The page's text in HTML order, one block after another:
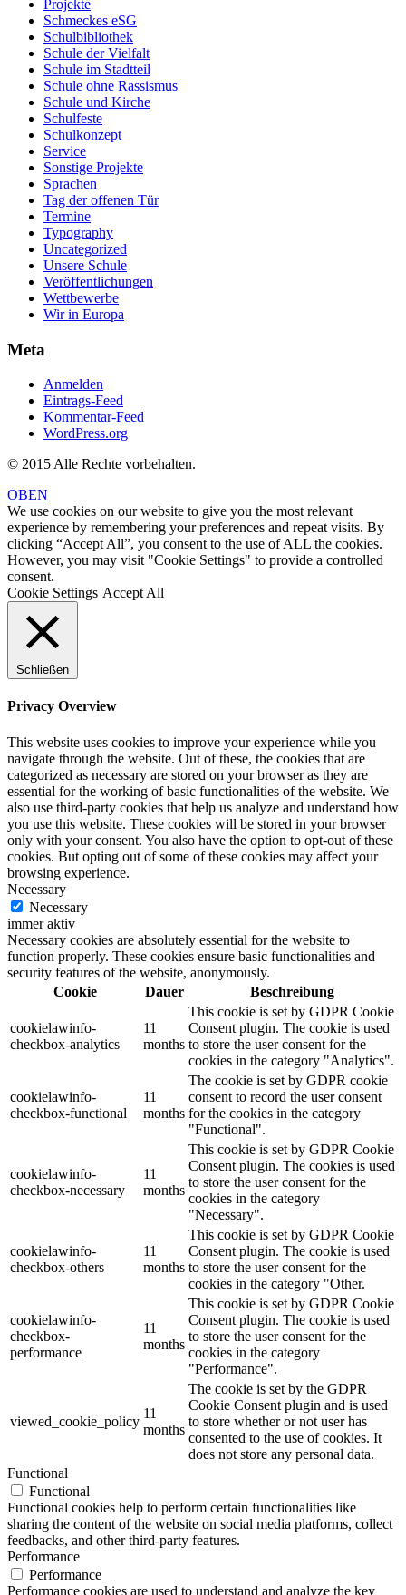
Projekte
Schmeckes eSG
Schulbibliothek
Schule der Vielfalt
Schule im Stadtteil
Schule ohne Rassismus
Schule und Kirche
Schulfeste
Schulkonzept
Service
Sonstige Projekte
Sprachen
Tag der offenen Tür
Termine
Typography
Uncategorized
Unsere Schule
Veröffentlichungen
Wettbewerbe
Wir in Europa
Meta
Anmelden
Eintrags-Feed
Kommentar-Feed
WordPress.org
© 2015 Alle Rechte vorbehalten.
OBEN
We use cookies on our website to give you the most relevant
experience by remembering your preferences and repeat visits. By
clicking “Accept All”, you consent to the use of ALL the cookies.
However, you may visit "Cookie Settings" to provide a controlled
consent.
Cookie Settings Accept All
Schließen
Privacy Overview
This website uses cookies to improve your experience while you
navigate through the website. Out of these, the cookies that are
categorized as necessary are stored on your browser as they are
essential for the working of basic functionalities of the website. We
also use third-party cookies that help us analyze and understand how
you use this website. These cookies will be stored in your browser
only with your consent. You also have the option to opt-out of these
cookies. But opting out of some of these cookies may affect your
browsing experience.
Necessary
Necessary
immer aktiv
Necessary cookies are absolutely essential for the website to
function properly. These cookies ensure basic functionalities and
security features of the website, anonymously.
Cookie
Dauer Beschreibung
cookielawinfo-
checkbox-analytics
11
months
This cookie is set by GDPR Cookie
Consent plugin. The cookie is used
to store the user consent for the
cookies in the category "Analytics".
cookielawinfo-
checkbox-functional
11
months
The cookie is set by GDPR cookie
consent to record the user consent
for the cookies in the category
"Functional".
cookielawinfo-
checkbox-necessary
11
months
This cookie is set by GDPR Cookie
Consent plugin. The cookies is used
to store the user consent for the
cookies in the category
"Necessary".
cookielawinfo-
checkbox-others
11
months
This cookie is set by GDPR Cookie
Consent plugin. The cookie is used
to store the user consent for the
cookies in the category "Other.
cookielawinfo-
checkbox-
performance
11
months
This cookie is set by GDPR Cookie
Consent plugin. The cookie is used
to store the user consent for the
cookies in the category
"Performance".
viewed_cookie_policy
11
months
The cookie is set by the GDPR
Cookie Consent plugin and is used
to store whether or not user has
consented to the use of cookies. It
does not store any personal data.
Functional
Functional
Functional cookies help to perform certain functionalities like
sharing the content of the website on social media platforms, collect
feedbacks, and other third-party features.
Performance
Performance
Performance cookies are used to understand and analyze the key